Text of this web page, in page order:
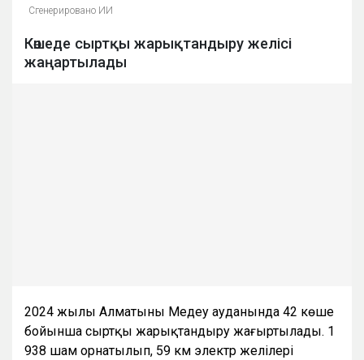
Сгенерировано ИИ
Көшеде сыртқы жарықтандыру желісі
жаңартылады
2024 жылы Алматының Медеу ауданында 42 көше
бойынша сыртқы жарықтандыру жаңғыртылады. 1
938 шам орнатылып, 59 км электр желілері